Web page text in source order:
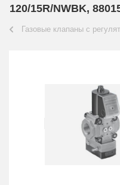
120/15R/NWBK,
Газовые клапаны с